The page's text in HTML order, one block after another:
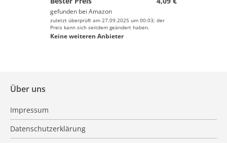
gefunden bei Amazon
zuletzt überprüft am 27.09.2025 um 00:03; der
Preis kann sich seitdem geändert haben.
Keine weiteren Anbieter
Über uns
Impressum
Datenschutzerklärung